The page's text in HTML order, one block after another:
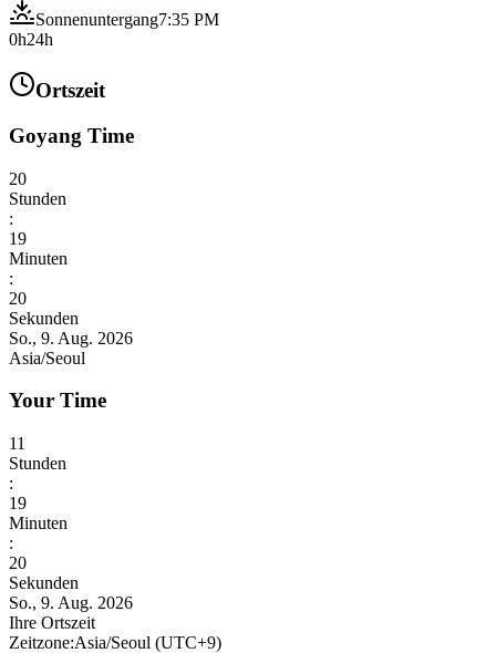
Sonnenuntergang7:35 PM
0h24h
Ortszeit
Goyang Time
20
Stunden
:
19
Minuten
:
22
Sekunden
So., 9. Aug. 2026
Asia/Seoul
Your Time
11
Stunden
:
19
Minuten
:
22
Sekunden
So., 9. Aug. 2026
Ihre Ortszeit
Zeitzone:Asia/Seoul (UTC+9)